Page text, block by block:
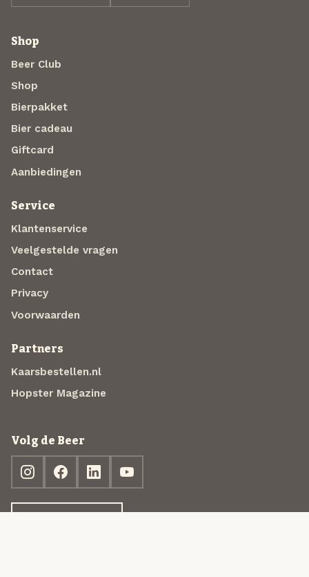
Shop
Beer Club
Shop
Bierpakket
Bier cadeau
Giftcard
Aanbiedingen
Service
Klantenservice
Veelgestelde vragen
Contact
Privacy
Voorwaarden
Partners
Kaarsbestellen.nl
Hopster Magazine
Volg de Beer